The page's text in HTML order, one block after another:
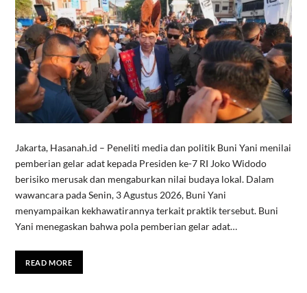
Jakarta, Hasanah.id – Peneliti media dan politik Buni Yani menilai
pemberian gelar adat kepada Presiden ke-7 RI Joko Widodo
berisiko merusak dan mengaburkan nilai budaya lokal. Dalam
wawancara pada Senin, 3 Agustus 2026, Buni Yani
menyampaikan kekhawatirannya terkait praktik tersebut. Buni
Yani menegaskan bahwa pola pemberian gelar adat…
READ MORE